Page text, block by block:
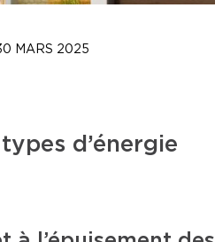
MARS 2025
d’énergie